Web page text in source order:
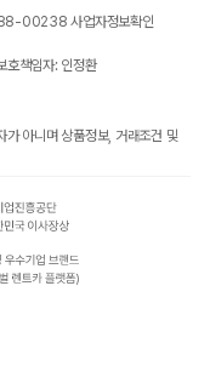
88-00238 사업자정보확인
책임자: 인정환
가 아니며 상품정보, 거래조건 및